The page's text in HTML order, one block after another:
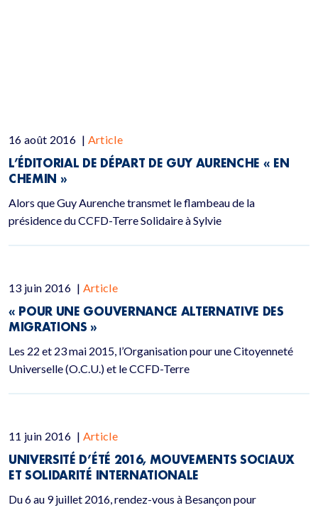
16 août 2016 | Article
L’ÉDITORIAL DE DÉPART DE GUY AURENCHE « EN
CHEMIN »
Alors que Guy Aurenche transmet le flambeau de la
présidence du CCFD-Terre Solidaire à Sylvie
13 juin 2016 | Article
« POUR UNE GOUVERNANCE ALTERNATIVE DES
MIGRATIONS »
Les 22 et 23 mai 2015, l’Organisation pour une Citoyenneté
Universelle (O.C.U.) et le CCFD-Terre
11 juin 2016 | Article
UNIVERSITÉ D’ÉTÉ 2016, MOUVEMENTS SOCIAUX
ET SOLIDARITÉ INTERNATIONALE
Du 6 au 9 juillet 2016, rendez-vous à Besançon pour